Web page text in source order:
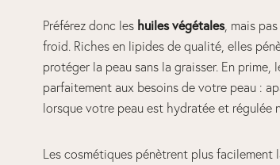
Préférez donc les huiles végétales, mais
froid. Riches en lipides de qualité, elles
protéger la peau sans la graisser. En
parfaitement aux besoins de votre peau :
lorsque votre peau est hydratée et régulée
Les cosmétiques pénètrent plus facilement